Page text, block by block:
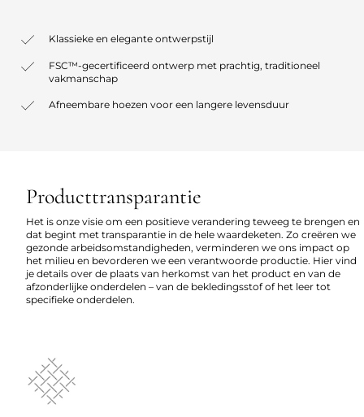
Klassieke en elegante ontwerpstijl
FSC™-gecertificeerd ontwerp met prachtig, traditioneel
vakmanschap
Afneembare hoezen voor een langere levensduur
Producttransparantie
Het is onze visie om een positieve verandering teweeg te brengen en
dat begint met transparantie in de hele waardeketen. Zo creëren we
gezonde arbeidsomstandigheden, verminderen we ons impact op
het milieu en bevorderen we een verantwoorde productie. Hier vind
je details over de plaats van herkomst van het product en van de
afzonderlijke onderdelen – van de bekledingsstof of het leer tot
specifieke onderdelen.